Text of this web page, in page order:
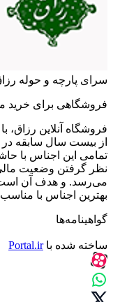
سرای پارچه و حوله
فروشگاهی برای خرید
فروشگاه آنلاین رزاق،
از بیست سال سابقه
تمامی این اجناس با
نظر گرفتن وضعیت
می‌رسد. و هدف آن است
بهترین اجناس با
گواهینامه‌ها
ساخته شده باPortal.ir